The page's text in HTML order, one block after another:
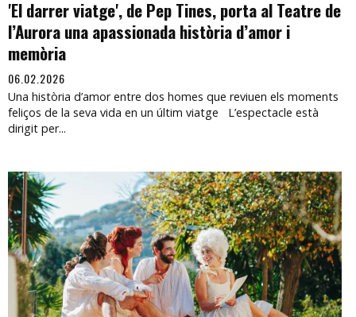
'El darrer viatge', de Pep Tines, porta al Teatre de
l’Aurora una apassionada història d’amor i
memòria
06.02.2026
Una història d’amor entre dos homes que reviuen els moments
feliços de la seva vida en un últim viatge L’espectacle està
dirigit per...